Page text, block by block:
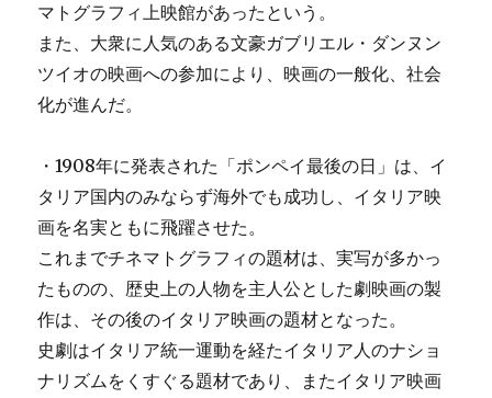
マトグラフィ上映館があったという。
また、大衆に人気のある文豪ガブリエル・ダンヌン
ツイオの映画への参加により、映画の一般化、社会
化が進んだ。
・1908年に発表された「ポンペイ最後の日」は、イ
タリア国内のみならず海外でも成功し、イタリア映
画を名実ともに飛躍させた。
これまでチネマトグラフィの題材は、実写が多かっ
たものの、歴史上の人物を主人公とした劇映画の製
作は、その後のイタリア映画の題材となった。
史劇はイタリア統一運動を経たイタリア人のナショ
ナリズムをくすぐる題材であり、またイタリア映画